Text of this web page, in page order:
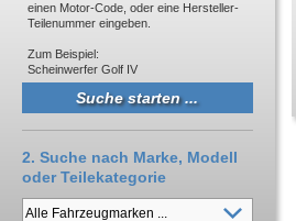
einen Motor-Code, oder eine Hersteller-
Teilenummer eingeben.
Zum Beispiel:
Scheinwerfer Golf IV
2. Suche nach Marke, Modell
oder Teilekategorie